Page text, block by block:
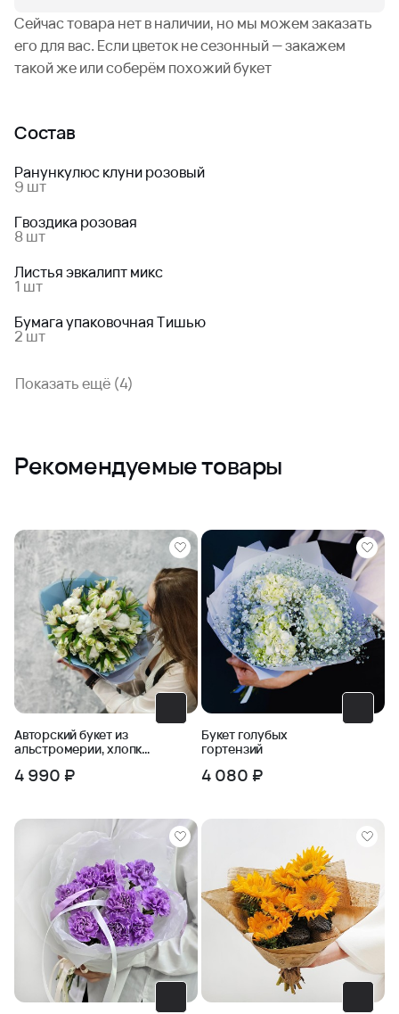
Сейчас товара нет в наличии, но мы можем заказать
его для вас. Если цветок не сезонный — закажем
такой же или соберём похожий букет
Состав
Ранункулюс клуни розовый
9 шт
Гвоздика розовая
8 шт
Листья эвкалипт микс
1 шт
Бумага упаковочная Тишью
2 шт
Показать ещё (4)
Рекомендуемые товары
Авторский букет из
альстромерии, хлопка
4 990 ₽
Букет голубых
гортензий
4 080 ₽